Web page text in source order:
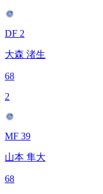
DF 2
大森 渚生
68
2
MF 39
山本 隼大
68